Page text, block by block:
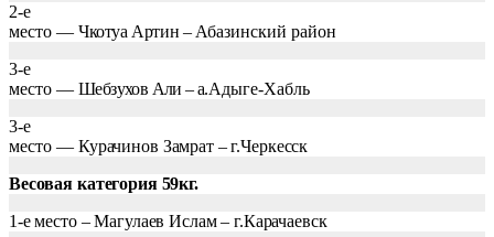
2-е
место — Чкотуа Артин – Абазинский район
3-е
место — Шебзухов Али – а.Адыге-Хабль
3-е
место — Курачинов Замрат – г.Черкесск
Весовая категория 59кг.
1-е место – Магулаев Ислам – г.Карачаевск